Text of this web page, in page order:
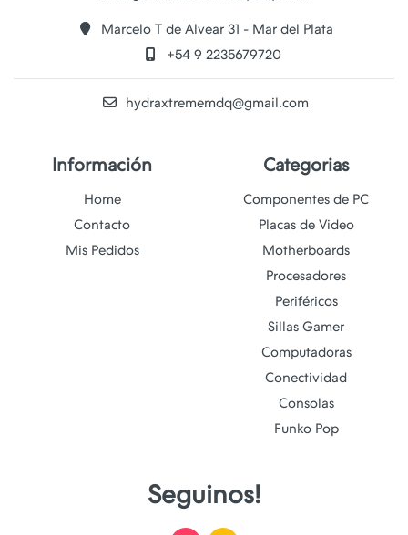
Marcelo T de Alvear 31 - Mar del Plata
+54 9 2235679720
hydraxtrememdq@gmail.com
Información
Home
Contacto
Mis Pedidos
Categorias
Componentes de PC
Placas de Video
Motherboards
Procesadores
Periféricos
Sillas Gamer
Computadoras
Conectividad
Consolas
Funko Pop
Seguinos!